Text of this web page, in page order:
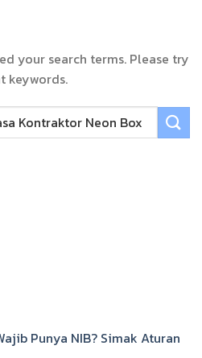
your search terms. Please try
keywords.
Punya NIB? Simak Aturan